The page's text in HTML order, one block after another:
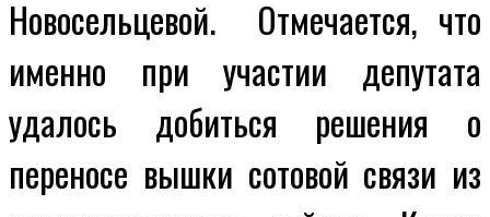
Новосельцевой. Отмечается, что
именно при участии депутата
удалось добиться решения о
переносе вышки сотовой связи из